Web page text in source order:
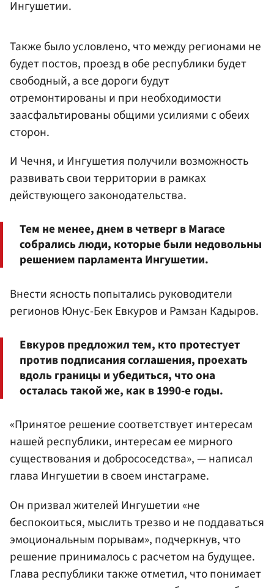
Ингушетии.
Также было условлено, что между регионами не
будет постов, проезд в обе республики будет
свободный, а все дороги будут
отремонтированы и при необходимости
заасфальтированы общими усилиями с обеих
сторон.
И Чечня, и Ингушетия получили возможность
развивать свои территории в рамках
действующего законодательства.
Тем не менее, днем в четверг в Магасе
собрались люди, которые были недовольны
решением парламента Ингушетии.
Внести ясность попытались руководители
регионов Юнус-Бек Евкуров и Рамзан Кадыров.
Евкуров предложил тем, кто протестует
против подписания соглашения, проехать
вдоль границы и убедиться, что она
осталась такой же, как в 1990-е годы.
«Принятое решение соответствует интересам
нашей республики, интересам ее мирного
существования и добрососедства», — написал
глава Ингушетии в своем инстаграме.
Он призвал жителей Ингушетии «не
беспокоиться, мыслить трезво и не поддаваться
эмоциональным порывам», подчеркнув, что
решение принималось с расчетом на будущее.
Глава республики также отметил, что понимает